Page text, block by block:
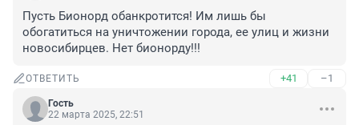
Пусть Бионорд обанкротится! Им лишь бы
обогатиться на уничтожении города, ее улиц и жизни
новосибирцев. Нет бионорду!!!
ОТВЕТИТЬ +41 –1
Гость
22 марта 2025, 22:51